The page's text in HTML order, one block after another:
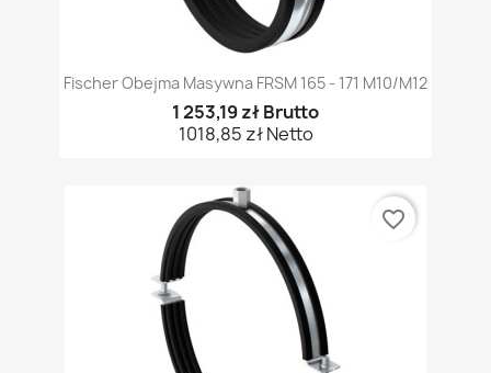
Fischer Obejma Masywna FRSM 165 - 171 M10/M12
1 253,19 zł Brutto
1018,85 zł Netto
favorite_border